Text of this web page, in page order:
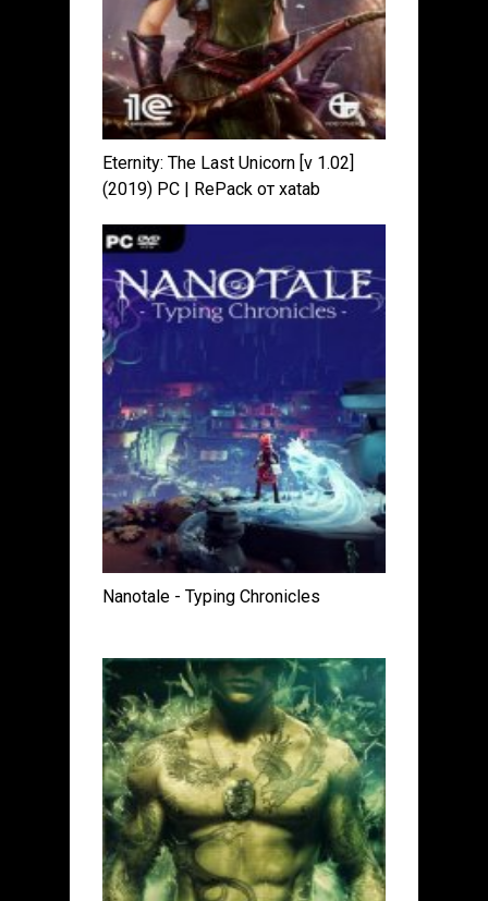
Eternity: The Last Unicorn [v 1.02]
(2019) PC | RePack от xatab
Nanotale - Typing Chronicles